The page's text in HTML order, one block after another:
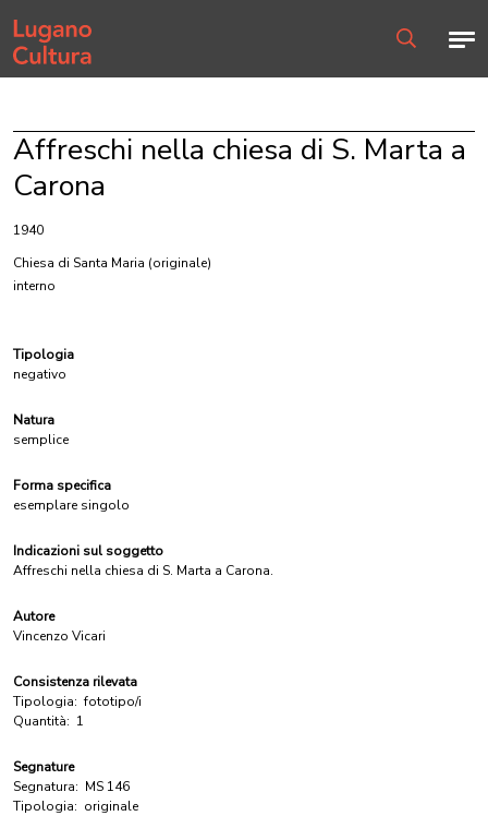
Home page
Affreschi nella chiesa di S. Marta a
Carona
1940
Chiesa di Santa Maria (originale)
interno
Tipologia
negativo
Natura
semplice
Forma specifica
esemplare singolo
Indicazioni sul soggetto
Affreschi nella chiesa di S. Marta a Carona.
Autore
Vincenzo Vicari
Consistenza rilevata
Tipologia: fototipo/i
Quantità: 1
Segnature
Segnatura: MS 146
Tipologia: originale